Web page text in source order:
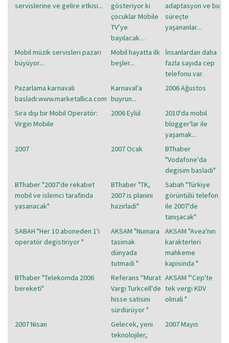
servislerine ve gelire etkisi...
gösteriyor ki
çocuklar Mobile
TV’ye
bayılacak…
adaptasyon ve bu
süreçte
yaşananlar...
Mobil müzik servisleri pazarı
büyüyor...
Mobil hayatta ilk
beşler...
İnsanlardan daha
fazla sayıda cep
telefonu var.
Pazarlama karnavalı
basladı:www.marketallica.com
Karnaval'a
buyrun...
2006 Ağustos
Sıra dışı bir Mobil Operatör:
Virgin Mobile
2006 Eylül
2010'da mobil
blogger'lar ile
yaşamak...
2007
2007 Ocak
BThaber
"Vodafone'da
degisim basladi"
BThaber "2007'de rekabet
mobil ve islemci tarafinda
yasanacak"
BThaber "TK,
2007 is planini
hazirladi"
Sabah "Türkiye
görüntülü telefon
ile 2007'de
tanışacak"
SABAH "Her 10 aboneden 1'i
operatör degistiriyor "
AKSAM "Numara
tasimak
dünyada
tutmadi "
AKSAM "Avea'nın
karakterleri
mahkeme
kapisinda "
BThaber "Telekomda 2006
bereketi"
Referans ''Murat
Vargi Turkcell'de
hisse satisini
sürdürüyor "
AKSAM "'Cep'te
tek vergi KDV
olmali "
2007 Nisan
Gelecek, yeni
teknolojiler,
2007 Mayıs